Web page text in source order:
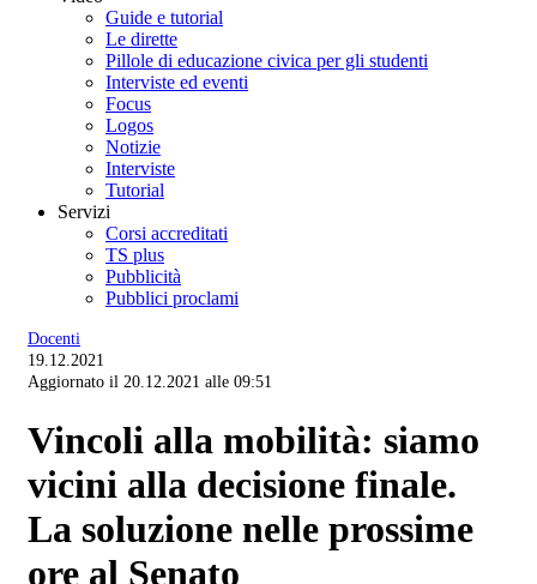
Guide e tutorial
Le dirette
Pillole di educazione civica per gli studenti
Interviste ed eventi
Focus
Logos
Notizie
Interviste
Tutorial
Servizi
Corsi accreditati
TS plus
Pubblicità
Pubblici proclami
Docenti
19.12.2021
Aggiornato il 20.12.2021 alle 09:51
Vincoli alla mobilità: siamo
vicini alla decisione finale.
La soluzione nelle prossime
ore al Senato